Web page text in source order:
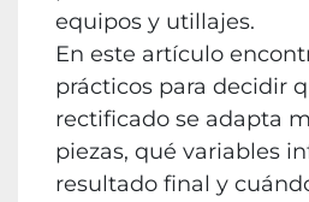
equipos y utillajes.
En este artículo
prácticos para decidir
rectificado se adapta
piezas, qué variables
resultado final y